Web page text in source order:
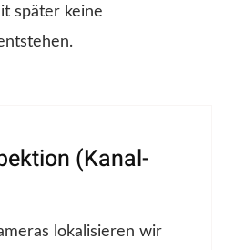
später keine
(Kanal-
lokalisieren wir